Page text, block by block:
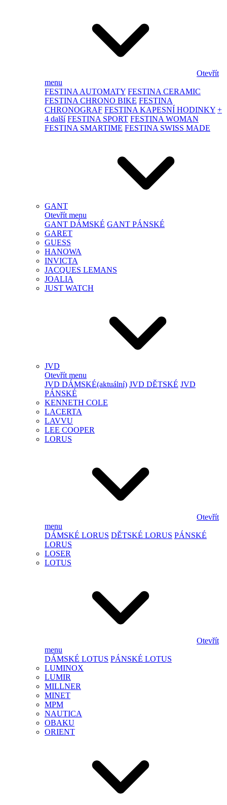
Otevřít
menu
FESTINA AUTOMATY FESTINA CERAMIC
FESTINA CHRONO BIKE FESTINA
CHRONOGRAF FESTINA KAPESNÍ HODINKY +
4 další FESTINA SPORT FESTINA WOMAN
FESTINA SMARTIME FESTINA SWISS MADE
GANT
Otevřít menu
GANT DÁMSKÉ GANT PÁNSKÉ
GARET
GUESS
HANOWA
INVICTA
JACQUES LEMANS
JOALIA
JUST WATCH
JVD
Otevřít menu
JVD DÁMSKÉ(aktuální) JVD DĚTSKÉ JVD
PÁNSKÉ
KENNETH COLE
LACERTA
LAVVU
LEE COOPER
LORUS
Otevřít
menu
DÁMSKÉ LORUS DĚTSKÉ LORUS PÁNSKÉ
LORUS
LOSER
LOTUS
Otevřít
menu
DÁMSKÉ LOTUS PÁNSKÉ LOTUS
LUMINOX
LUMIR
MILLNER
MINET
MPM
NAUTICA
OBAKU
ORIENT